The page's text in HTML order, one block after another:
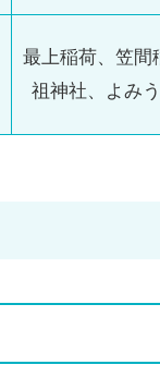
最上稲荷、笠間
祖神社、よみ